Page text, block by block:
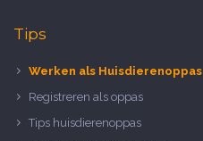
Tips
Werken als Huisdierenoppas
Registreren als oppas
Tips huisdierenoppas